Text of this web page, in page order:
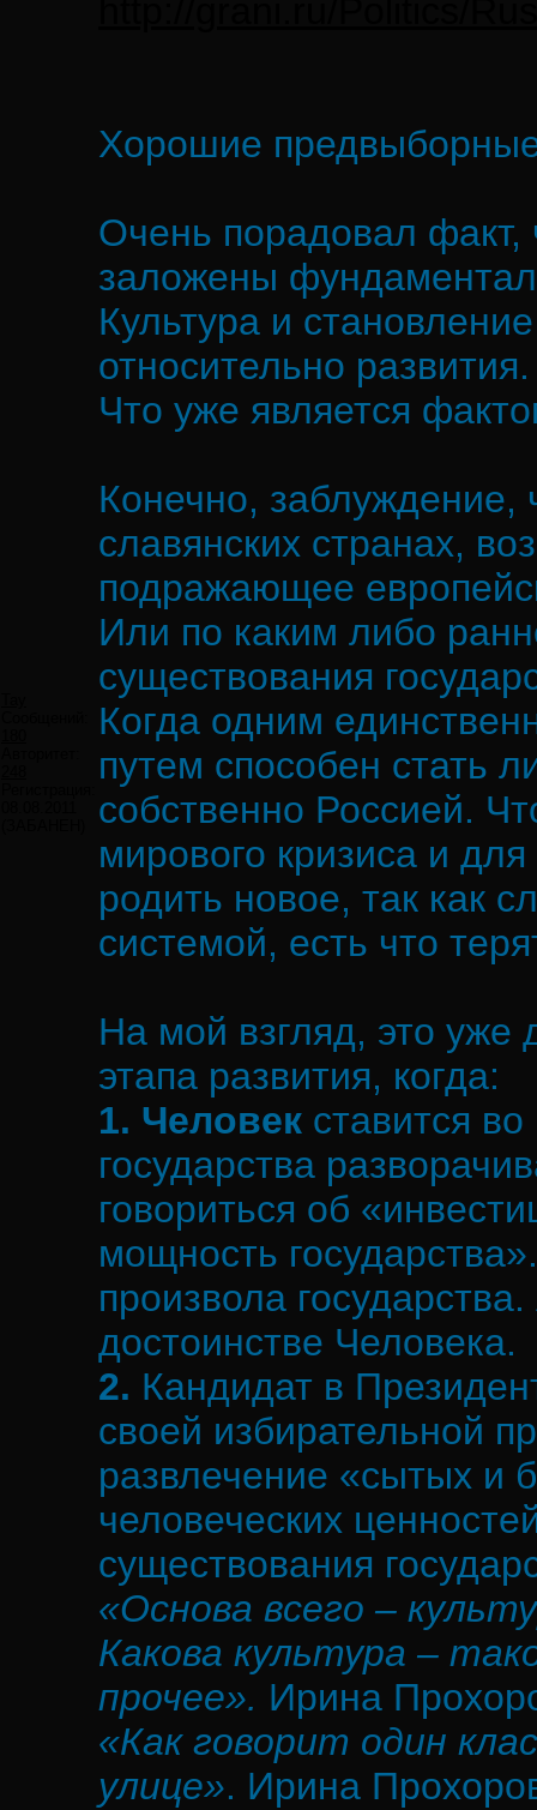
Хорошие
Очень порадовал факт,
заложены
Культура и
относительно развития.
Что уже является
Конечно, заблуждение,
славянских странах,
подражающее
Или по каким либо
существования
Когда одним
путем способен стать
собственно Россией.
мирового кризиса и
родить новое, так как
системой, есть что
На мой взгляд, это уже
этапа развития, когда:
1. Человек ставится
государства
говориться об
мощность
произвола
достоинстве Человека.
2. Кандидат в
своей избирательной
развлечение «сытых и
человеческих
существования
«Основа всего –
Какова культура –
прочее». Ирина
«Как говорит один
улице». Ирина